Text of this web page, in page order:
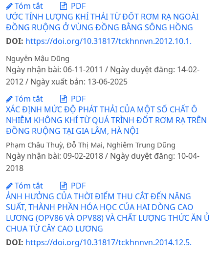
Tóm tắt
PDF
ƯỚC TÍNH LƯỢNG KHÍ THẢI TỪ ĐỐT RƠM RẠ NGOÀI
ĐỒNG RUỘNG Ở VÙNG ĐỒNG BẰNG SÔNG HỒNG
DOI: https://doi.org/10.31817/tckhnnvn.2012.10.1.
Nguyễn Mậu Dũng
Ngày nhận bài: 06-11-2011 / Ngày duyệt đăng: 14-02-
2012 / Ngày xuất bản: 13-06-2025
Tóm tắt
PDF
XÁC ĐỊNH MỨC ĐỘ PHÁT THẢI CỦA MỘT SỐ CHẤT Ô
NHIỄM KHÔNG KHÍ TỪ QUÁ TRÌNH ĐỐT RƠM RẠ TRÊN
ĐỒNG RUỘNG TẠI GIA LÂM, HÀ NỘI
Phạm Châu Thuỳ, Đỗ Thị Mai, Nghiêm Trung Dũng
Ngày nhận bài: 09-02-2018 / Ngày duyệt đăng: 10-04-
2018
Tóm tắt
PDF
ẢNH HƯỞNG CỦA THỜI ĐIỂM THU CẮT ĐẾN NĂNG
SUẤT, THÀNH PHẦN HÓA HỌC CỦA HAI DÒNG CAO
LƯƠNG (OPV86 VÀ OPV88) VÀ CHẤT LƯỢNG THỨC ĂN Ủ
CHUA TỪ CÂY CAO LƯƠNG
DOI: https://doi.org/10.31817/tckhnnvn.2014.12.5.